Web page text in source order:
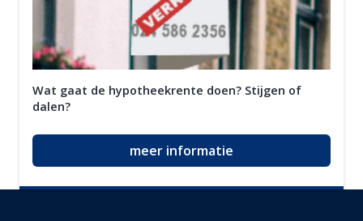
Wat gaat de hypotheekrente doen? Stijgen of
dalen?
meer informatie